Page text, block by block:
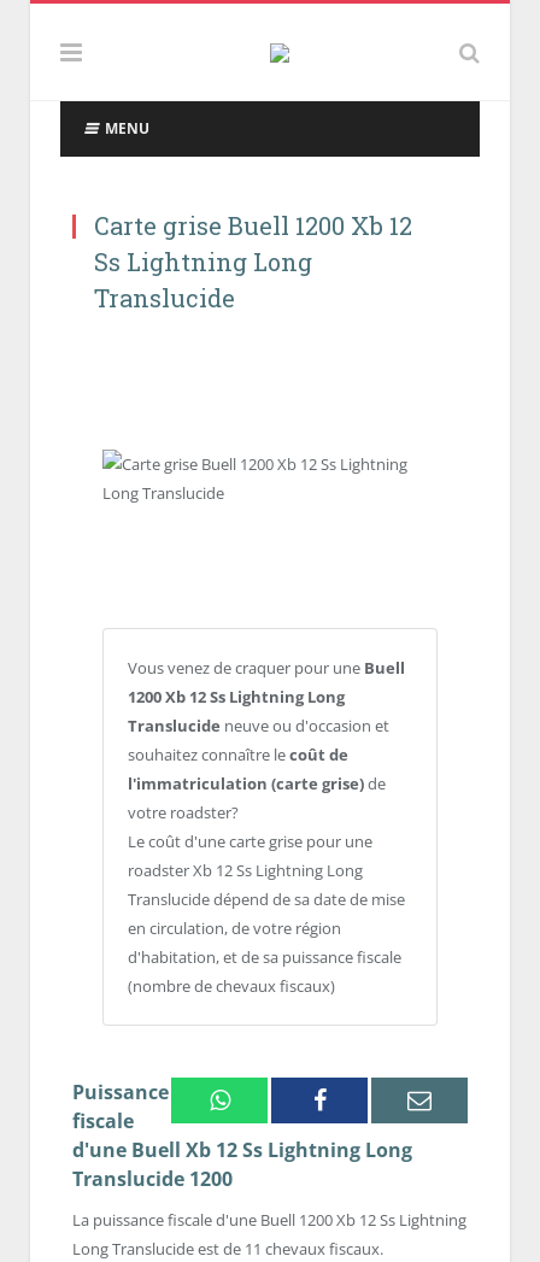
MENU
Carte grise Buell 1200 Xb 12
Ss Lightning Long
Translucide
Vous venez de craquer pour une Buell
1200 Xb 12 Ss Lightning Long
Translucide neuve ou d'occasion et
souhaitez connaître lecoût de
l'immatriculation (carte grise)de
votre roadster?
Le coût d'une carte grise pour une
roadster Xb 12 Ss Lightning Long
Translucide dépend de sa date de mise
en circulation, de votre région
d'habitation, et de sa puissance fiscale
(nombre de chevaux fiscaux)
WhatsappFacebook Email
Puissance
fiscale
d'une Buell Xb 12 Ss Lightning Long
Translucide 1200
La puissance fiscale d'une Buell 1200 Xb 12 Ss Lightning
Long Translucide est de 11 chevaux fiscaux.